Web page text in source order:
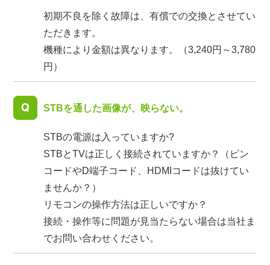
初期不良を除く故障は、有償での交換とさせてい
ただきます。
機種により金額は異なります。（3,240円～3,780
円）
STBを通した画像が、映らない。
STBの電源は入っていますか?
STBとTVは正しく接続されていますか？（ピン
コードやD端子コード、HDMIコードは抜けてい
ませんか？）
リモコンの操作方法は正しいですか？
接続・操作等に問題が見当たらない場合は当社ま
でお問い合わせください。